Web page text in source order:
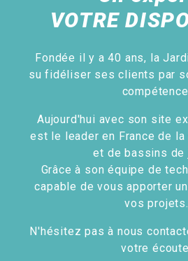
VOTRE
Fondée il y a 40 ans, la
su fidéliser ses clients par
Aujourd'hui avec son site
est le leader en France de la
et de bassins de
Grâce à son équipe de
capable de vous apporter
vos projets.
N'hésitez pas à nous
votre